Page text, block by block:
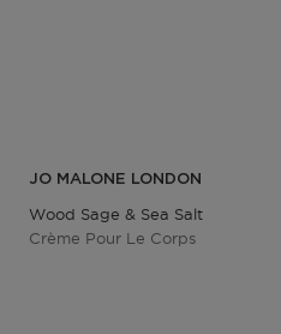
JO MALONE LONDON
Wood Sage & Sea Salt
Crème Pour Le Corps